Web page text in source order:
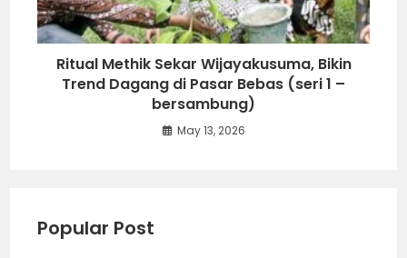
Ritual Methik Sekar Wijayakusuma, Bikin
Trend Dagang di Pasar Bebas (seri 1 –
bersambung)
May 13, 2026
Popular Post